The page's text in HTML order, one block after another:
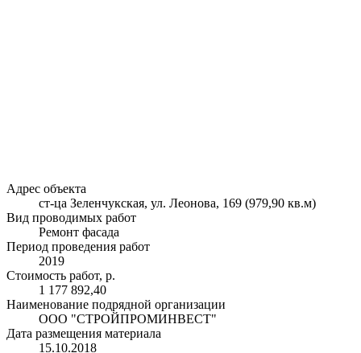
Адрес объекта
ст-ца Зеленчукская, ул. Леонова, 169 (979,90 кв.м)
Вид проводимых работ
Ремонт фасада
Период проведения работ
2019
Стоимость работ, р.
1 177 892,40
Наименование подрядной организации
ООО "СТРОЙПРОМИНВЕСТ"
Дата размещения материала
15.10.2018